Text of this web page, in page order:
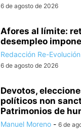
6 de agosto de 2026
Afores al límite:
desempleo
Redacción Re-Evolución
6 de agosto de 2026
Devotos,
políticos non
Patrimonios de
Manuel Moreno - 6 de